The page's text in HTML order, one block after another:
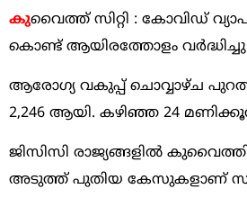
കുവൈത്ത് സിറ്റി : കോവിഡ്
കൊണ്ട് ആയിരത്തോളം
ആരോഗ്യ വകുപ്പ് ചൊവ്വാഴ്ച
2,246 ആയി. കഴിഞ്ഞ 24
ജിസിസി രാജ്യങ്ങളില്‍
അടുത്ത് പുതിയ കേസുകളാണ്